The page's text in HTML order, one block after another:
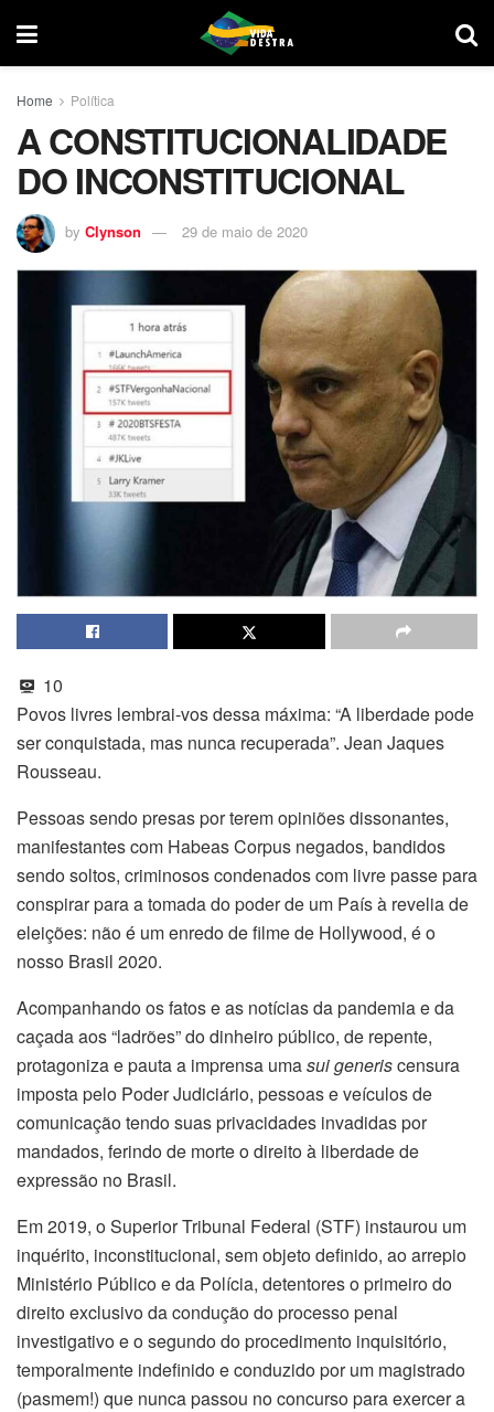
Home Política
A CONSTITUCIONALIDADE
DO INCONSTITUCIONAL
by Clynson 29 de maio de 2020
10
Povos livres lembrai-vos dessa máxima: “A liberdade pode
ser conquistada, mas nunca recuperada”. Jean Jaques
Rousseau.
Pessoas sendo presas por terem opiniões dissonantes,
manifestantes com Habeas Corpus negados, bandidos
sendo soltos, criminosos condenados com livre passe para
conspirar para a tomada do poder de um País à revelia de
eleições: não é um enredo de filme de Hollywood, é o
nosso Brasil 2020.
Acompanhando os fatos e as notícias da pandemia e da
caçada aos “ladrões” do dinheiro público, de repente,
protagoniza e pauta a imprensa umasui generiscensura
imposta pelo Poder Judiciário, pessoas e veículos de
comunicação tendo suas privacidades invadidas por
mandados, ferindo de morte o direito à liberdade de
expressão no Brasil.
Em 2019, o Superior Tribunal Federal (STF) instaurou um
inquérito, inconstitucional, sem objeto definido, ao arrepio
Ministério Público e da Polícia, detentores o primeiro do
direito exclusivo da condução do processo penal
investigativo e o segundo do procedimento inquisitório,
temporalmente indefinido e conduzido por um magistrado
(pasmem!) que nunca passou no concurso para exercer a